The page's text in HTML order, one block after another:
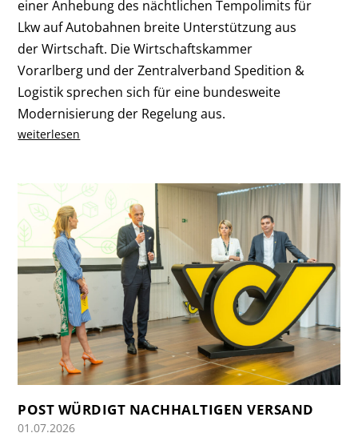
einer Anhebung des nächtlichen Tempolimits für
Lkw auf Autobahnen breite Unterstützung aus
der Wirtschaft. Die Wirtschaftskammer
Vorarlberg und der Zentralverband Spedition &
Logistik sprechen sich für eine bundesweite
Modernisierung der Regelung aus.
weiterlesen
POST WÜRDIGT NACHHALTIGEN VERSAND
01.07.2026